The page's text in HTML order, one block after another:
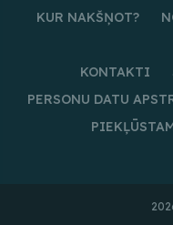
KUR NAKŠŅOT?
KONTAKTI
PERSONU DATU